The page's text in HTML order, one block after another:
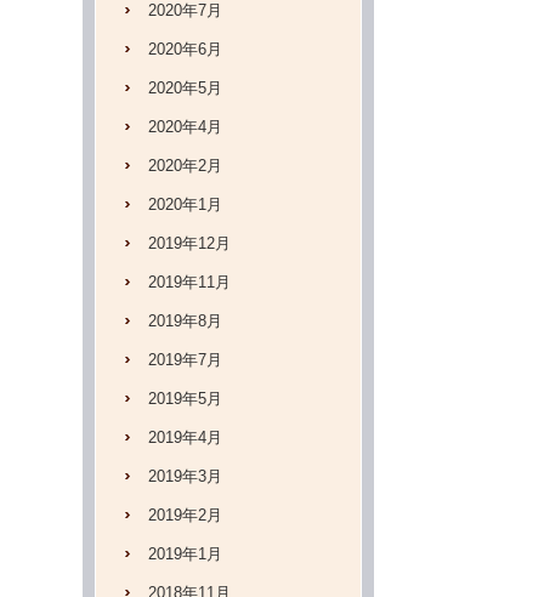
2020年7月
2020年6月
2020年5月
2020年4月
2020年2月
2020年1月
2019年12月
2019年11月
2019年8月
2019年7月
2019年5月
2019年4月
2019年3月
2019年2月
2019年1月
2018年11月